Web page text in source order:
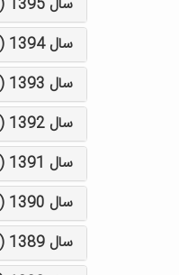
سال 1395 (480)
سال 1394 (554)
سال 1393 (530)
سال 1392 (441)
سال 1391 (524)
سال 1390 (392)
سال 1389 (330)